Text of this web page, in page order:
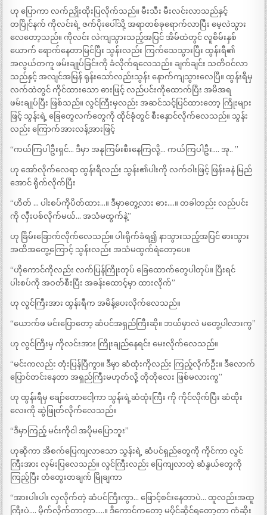
ဟု ပြောကာ လက်ညှိုးထိုးပြလိုက်သည်။ မီးသီး မီးလင်းလာသည်နှင့်
တပြိုင်နက် ကိုလင်းရဲ့ ဇက်ပိုးပေါ်သို့ အရာတစ်ခုရောက်လာပြီး မေ့လဲသွား
လေတော့သည်။ ကိုလင်း လဲကျသွားသည့်အပြင် အိမ်ထဲတွင် လူစိမ်းနှစ်
ယောက် ရောက်နေတာမြင်ပြီး သွန်းလည်း ကြက်သေသွားပြီး ထွန်းရီ၏
အလွယ်တကူ ဖမ်းချုပ်ခြင်းကို ခံလိုက်ရလေသည်။ ချက်ချင်း သတိဝင်လာ
သည်နှင့် အလျင်အမြန် ရုန်းသော်လည်းသွန်း နောက်ကျသွားလေပြီ။ ထွန်းရီမှ
လက်ထဲတွင် ကိုင်ထားသော ဓားဖြင့် လည်ပင်းကိုထောက်ပြီး အမိအရ
ဖမ်းချုပ်ပြီး ဖြစ်သည်။ လွင်ကြီးမှလည်း အဆင်သင့်ပြင်ထားတော့ ကြိုးများ
ဖြင့် သွန်းရဲ့ ခြေတွေလက်တွေကို ထိုင်ခုံတွင် စီးနှောင်လိုက်လေသည်။ သွန်း
လည်း ကြောက်အားလန့်အားဖြင့်
“ကယ်ကြပါဦးရှင်… ဒီမှာ အနုကြမ်းစီးနေကြလို့… ကယ်ကြပါဦး…. အု.. ”
ဟု အော်လိုက်လေရာ ထွန်းရီလည်း သွန်း၏ပါးကို လက်ဝါးဖြင့် ဖြန်းခနဲ မြည်
အောင် ရိုက်လိုက်ပြီး
“ဟိတ် … ပါးစပ်ကိုပိတ်ထား…။ ဒီမှာတွေ့လား ဓား….။ တခါတည်း လည်ပင်း
ကို လှီးပစ်လိုက်မယ်… အသံမထွက်နဲ့”
ဟု ခြိမ်းခြောက်လိုက်လေသည်။ ပါးရိုက်ခံရ၍ နာသွားသည့်အပြင် ဓားသွား
အထိအတွေ့ကြောင့် သွန်းလည်း အသံမထွက်ရဲတော့ပေ။
“ဟိုကောင်ကိုလည်း လက်ပြန်ကြိုးတုပ် ခြေထောက်တွေပါတုပ်။ ပြီးရင်
ပါးစပ်ကို အဝတ်စီးပြီး အခန်းထောင့်မှာ ထားလိုက်”
ဟု လွင်ကြီးအား ထွန်းရီက အမိန့်ပေးလိုက်လေသည်။
“ယောက်ဖ မင်းပြောတော့ ဆံပင်အရှည်ကြီးဆို။ ဘယ်မှာလဲ မတွေ့ပါလားကွ”
ဟု လွင်ကြီးမှ ကိုလင်းအား ကြိုးချည်နေရင်း မေးလိုက်လေသည်။
“မင်းကလည်း တုံးပြန်ပြီကွာ။ ဒီမှာ ဆံထုံးကိုလည်း ကြည့်လိုက်ဦး။ ဒီလောက်
ပြောင်တင်းနေတာ အရှည်ကြီးမဟုတ်လို့ တိုတိုလေး ဖြစ်မလားကွ”
ဟု ထွန်းရီမှ ချော်တောငေါ့ကာ သွန်းရဲ့ဆံထုံးကြီး ကို ကိုင်လိုက်ပြီး ဆံထိုး
လေးကို ဆွဲဖြုတ်လိုက်လေသည်။
“ဒီမှာကြည့် မင်းကိုငါ အပိုမပြောဘူး”
ဟုဆိုကာ အိစက်ပြေကျလာသော သွန်းရဲ့ ဆံပင်ရှည်တွေကို ကိုင်ကာ လွင်
ကြီးအား လှမ်းပြလေသည်။ လွင်ကြီးလည်း ပြေကျလာတဲ့ ဆံနွယ်တွေကို
ကြည့်ပြီး တံတွေးတချက် မြိုချကာ
“အားပါးပါး လှလိုက်တဲ့ ဆံပင်ကြီးကွာ… ဖြောင့်စင်းနေတာပဲ… ထူလည်းအထူ
ကြီးပဲ…. မိုက်လိုက်တာကွာ…..။ ဒီကောင်ကတော့ မပိုင်ဆိုင်ရတော့တာ ကံဆိုး